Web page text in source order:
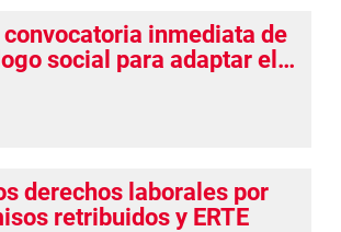
inmediata de
social para adaptar el
a esta
derechos laborales por
retribuidos y ERTE